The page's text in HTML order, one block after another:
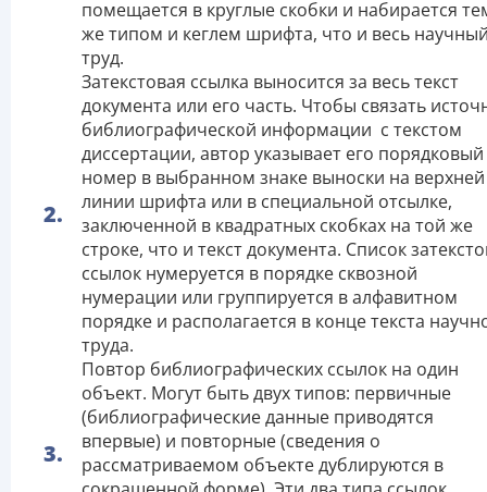
помещается в круглые скобки и набирается
же типом и кеглем шрифта, что и весь
труд.
Затекстовая ссылка выносится за весь текст
документа или его часть. Чтобы связать
библиографической информации с текстом
диссертации, автор указывает его порядковый
номер в выбранном знаке выноски на верхней
линии шрифта или в специальной отсылке,
заключенной в квадратных скобках на той же
строке, что и текст документа. Список
ссылок нумеруется в порядке сквозной
нумерации или группируется в алфавитном
порядке и располагается в конце текста
труда.
Повтор библиографических ссылок на один
объект. Могут быть двух типов: первичные
(библиографические данные приводятся
впервые) и повторные (сведения о
рассматриваемом объекте дублируются в